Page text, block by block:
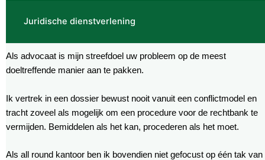
Juridische dienstverlening
Als advocaat is mijn streefdoel uw probleem op de meest
doeltreffende manier aan te pakken.
Ik vertrek in een dossier bewust nooit vanuit een conflictmodel en
tracht zoveel als mogelijk om een procedure voor de rechtbank te
vermijden. Bemiddelen als het kan, procederen als het moet.
Als all round kantoor ben ik bovendien niet gefocust op één tak van